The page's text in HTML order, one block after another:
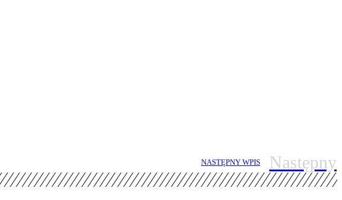
NASTĘPNY WPIS Następny